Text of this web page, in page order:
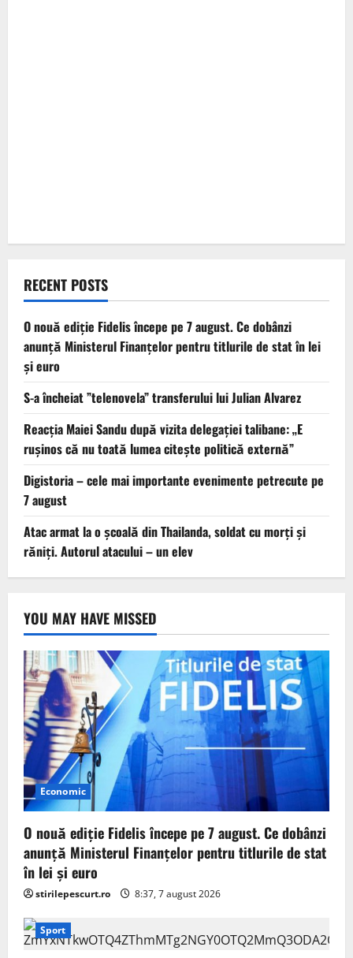
RECENT POSTS
O nouă ediție Fidelis începe pe 7 august. Ce dobânzi
anunță Ministerul Finanțelor pentru titlurile de stat în lei
și euro
S-a încheiat ”telenovela” transferului lui Julian Alvarez
Reacția Maiei Sandu după vizita delegaţiei talibane: „E
ruşinos că nu toată lumea citeşte politică externă”
Digistoria – cele mai importante evenimente petrecute pe
7 august
Atac armat la o şcoală din Thailanda, soldat cu morţi şi
răniţi. Autorul atacului – un elev
YOU MAY HAVE MISSED
Economic
O nouă ediție Fidelis începe pe 7 august. Ce dobânzi
anunță Ministerul Finanțelor pentru titlurile de stat
în lei și euro
stirilepescurt.ro 8:37, 7 august 2026
Sport